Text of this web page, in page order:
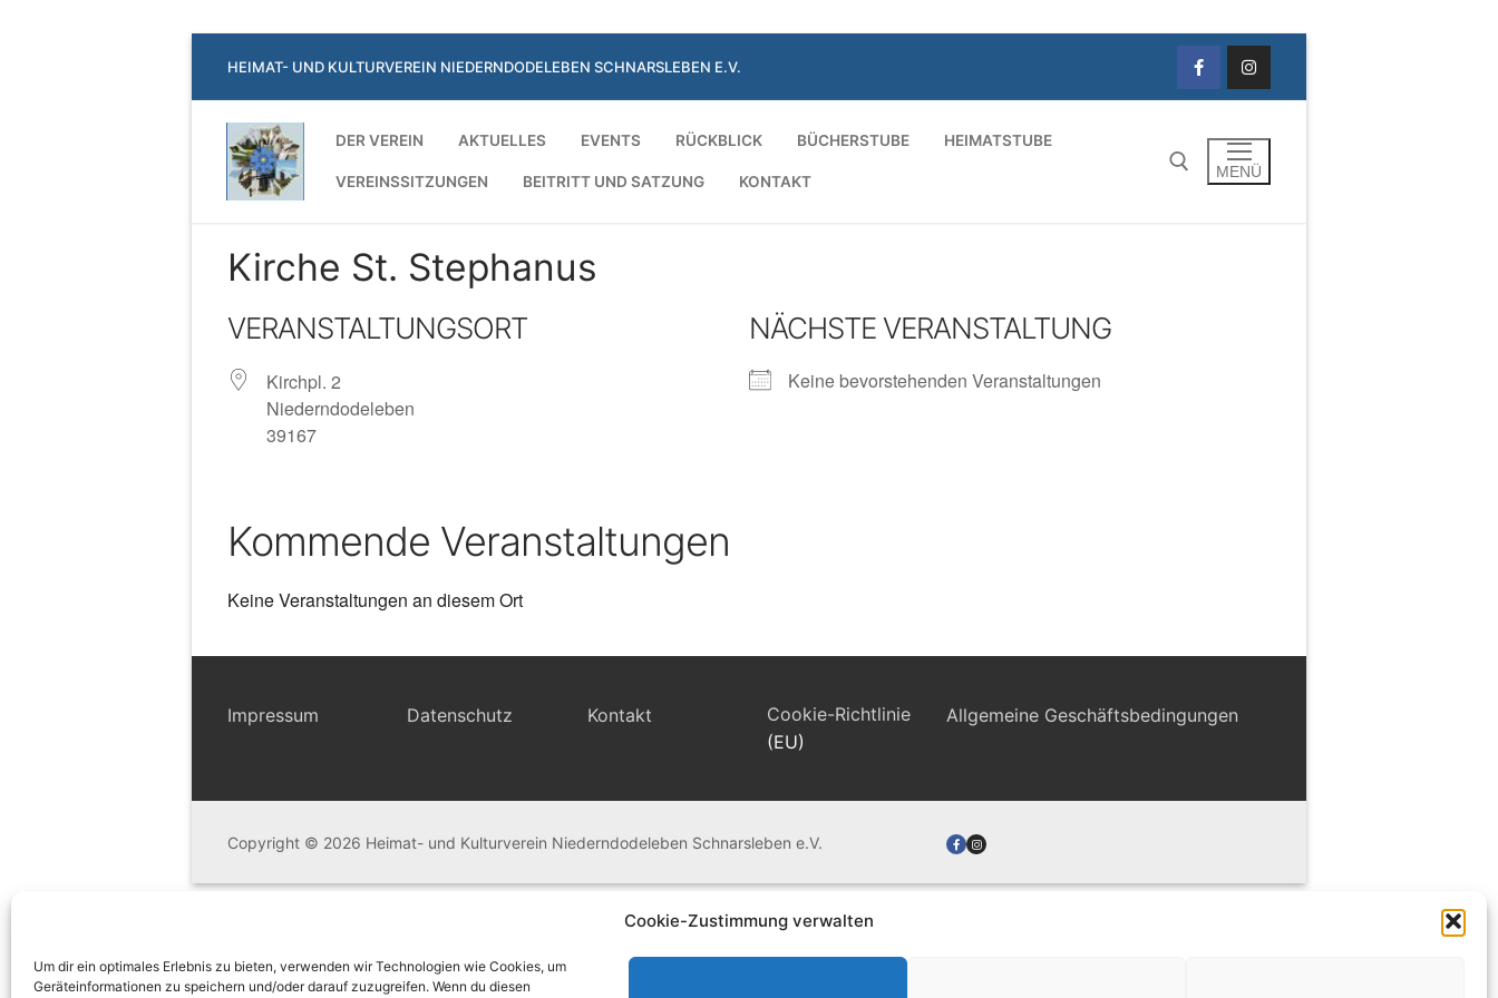
Cookie-Zustimmung verwalten
Um dir ein optimales Erlebnis zu bieten, verwenden wir Technologien wie Cookies, um
Geräteinformationen zu speichern und/oder darauf zuzugreifen. Wenn du diesen
Inhalt
springen
HEIMAT- UND KULTURVEREIN NIEDERNDODELEBEN SCHNARSLEBEN E.V.
DER VEREIN AKTUELLES EVENTS RÜCKBLICK BÜCHERSTUBE HEIMATSTUBE
VEREINSSITZUNGEN BEITRITT UND SATZUNG KONTAKT
MENÜ
Kirche St. Stephanus
VERANSTALTUNGSORT
Kirchpl. 2
Niederndodeleben
39167
NÄCHSTE VERANSTALTUNG
Keine bevorstehenden Veranstaltungen
Kommende Veranstaltungen
Keine Veranstaltungen an diesem Ort
Impressum Datenschutz Kontakt
Cookie-Richtlinie
(EU)
Allgemeine Geschäftsbedingungen
Copyright © 2026 Heimat- und Kulturverein Niederndodeleben Schnarsleben e.V.